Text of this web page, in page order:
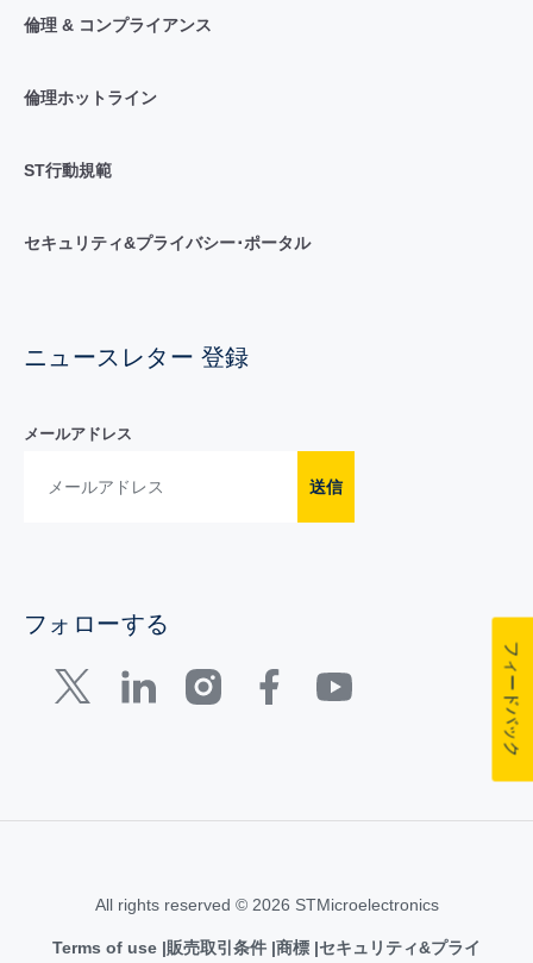
倫理 & コンプライアンス
倫理ホットライン
ST行動規範
セキュリティ&プライバシー･ポータル
ニュースレター 登録
メールアドレス
送信
フォローする
All rights reserved © 2026 STMicroelectronics
Terms of use 販売取引条件 商標 セキュリティ&プライ
フィードバック